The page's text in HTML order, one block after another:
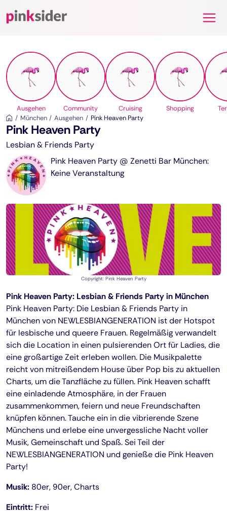
Pinksider
Ausgehen Community Cruising Shopping
München
Ausgehen Pink Heaven Party
Pink Heaven Party
Lesbian & Friends Party
Pink Heaven Party @ Zenetti Bar München:
Keine Veranstaltung
Copyright: Pink Heaven Party
Pink Heaven Party: Lesbian & Friends Party in München
Pink Heaven Party: Die Lesbian & Friends Party in
München von NEWLESBIANGENERATION ist der Hotspot
für lesbische und queere Frauen. Regelmäßig verwandelt
sich die Location in einen pulsierenden Ort für Ladies, die
eine großartige Zeit erleben wollen. Die Musikpalette
reicht von mitreißendem House über Pop bis zu aktuellen
Charts, um die Tanzfläche zu füllen. Pink Heaven schafft
eine einladende Atmosphäre, in der Frauen
zusammenkommen, feiern und neue Freundschaften
knüpfen können. Tauche ein in die vibrierende Szene
Münchens und erlebe eine unvergessliche Nacht voller
Musik, Gemeinschaft und Spaß. Sei Teil der
NEWLESBIANGENERATION und genieße die Pink Heaven
Party!
Musik: 80er, 90er, Charts
Eintritt: Frei